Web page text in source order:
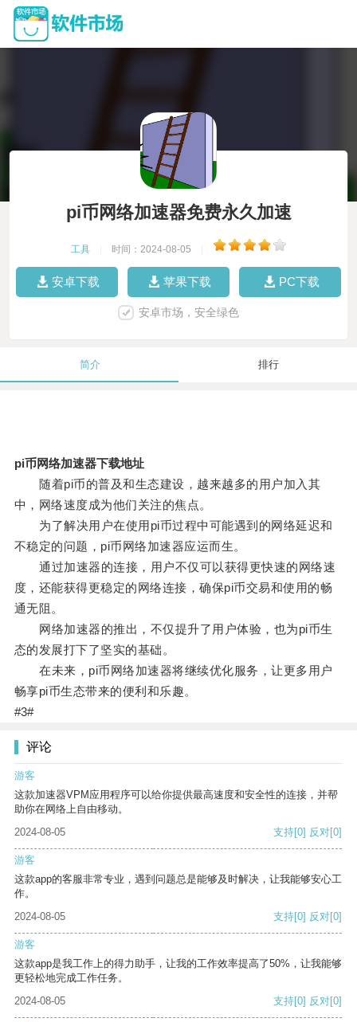
pi币网络加速器免费永久加速
工具 时间：2024-08-05
安卓下载 苹果下载 PC下载
安卓市场，安全绿色
简介 排行
pi币网络加速器下载地址
随着pi币的普及和生态建设，越来越多的用户加入其
中，网络速度成为他们关注的焦点。
为了解决用户在使用pi币过程中可能遇到的网络延迟和
不稳定的问题，pi币网络加速器应运而生。
通过加速器的连接，用户不仅可以获得更快速的网络速
度，还能获得更稳定的网络连接，确保pi币交易和使用的畅
通无阻。
网络加速器的推出，不仅提升了用户体验，也为pi币生
态的发展打下了坚实的基础。
在未来，pi币网络加速器将继续优化服务，让更多用户
畅享pi币生态带来的便利和乐趣。
#3#
评论
游客
这款加速器VPM应用程序可以给你提供最高速度和安全性的连接，并帮
助你在网络上自由移动。
2024-08-05
支持[0] 反对[0]
游客
这款app的客服非常专业，遇到问题总是能够及时解决，让我能够安心工
作。
2024-08-05
支持[0] 反对[0]
游客
这款app是我工作上的得力助手，让我的工作效率提高了50%，让我能够
更轻松地完成工作任务。
2024-08-05
支持[0] 反对[0]